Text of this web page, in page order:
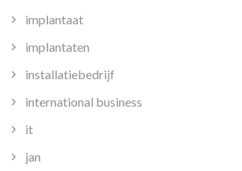
implantaat
implantaten
installatiebedrijf
international business
it
jan